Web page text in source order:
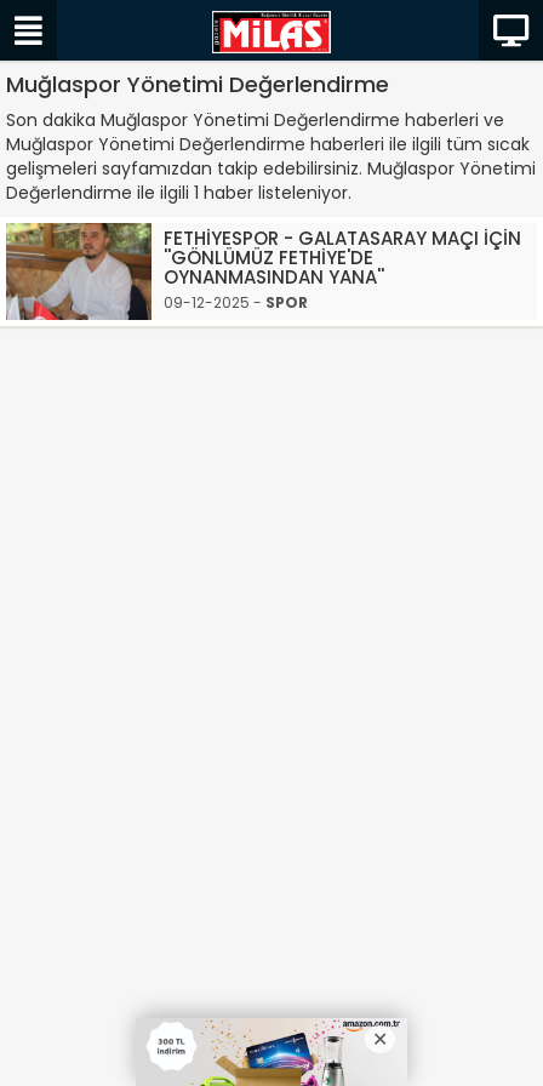
Muğlaspor Yönetimi Değerlendirme
Son dakika Muğlaspor Yönetimi Değerlendirme haberleri ve
Muğlaspor Yönetimi Değerlendirme haberleri ile ilgili tüm sıcak
gelişmeleri sayfamızdan takip edebilirsiniz. Muğlaspor Yönetimi
Değerlendirme ile ilgili 1 haber listeleniyor.
FETHİYESPOR - GALATASARAY MAÇI İÇİN
''GÖNLÜMÜZ FETHİYE'DE
OYNANMASINDAN YANA''
09-12-2025 - SPOR